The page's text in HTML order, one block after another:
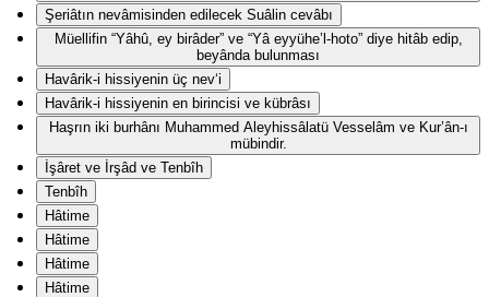
Şeriâtın nevâmisinden edilecek Suâlin cevâbı
Müellifin “Yâhû, ey birâder” ve “Yâ eyyühe’l-hoto” diye hitâb edip,
beyânda bulunması
Havârik-i hissiyenin üç nev‘i
Havârik-i hissiyenin en birincisi ve kübrâsı
Haşrın iki burhânı Muhammed Aleyhissâlatü Vesselâm ve Kur’ân-ı
mübindir.
İşâret ve İrşâd ve Tenbîh
Tenbîh
Hâtime
Hâtime
Hâtime
Hâtime